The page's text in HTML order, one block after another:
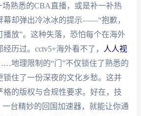
场熟悉的CBA直播，或是补一补热
幕却弹出冷冰冰的提示——“抱歉，
播放”。这种失落，恐怕每个在海外
历过。cctv5+海外看不了，
人人视
地理限制的“门”不仅锁住了熟悉的
锁住了一份深夜的文化乡愁。这并
格的版权与合规性要求。好在，技
一台精妙的回国加速器，就能让你通